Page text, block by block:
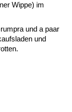
Wippe) im
und a paar
und